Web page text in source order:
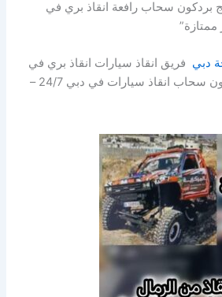
بردكون سحاب رافعة انقاذ بري في
دبي فريق انقاذ سيارات انقاذ بري في
جميع الامارات ونج بردكون سحاب انقاذ سيارات في دبي 24/7 –